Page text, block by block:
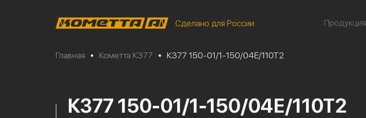
Сделано для России Продукция
Главная • Кометта К377 • К377 150-01/1-150/04Е/110Т2
К377 150-01/1-150/04Е/110Т2